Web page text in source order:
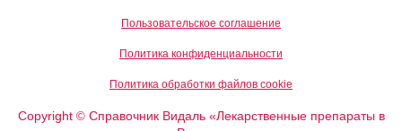
Пользовательское соглашение
Политика конфиденциальности
Политика обработки файлов cookie
Copyright ©Справочник Видаль «Лекарственные препараты в